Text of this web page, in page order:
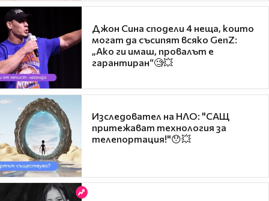
Джон Сина сподели 4 неща, които
могат да съсипят всяко GenZ:
„Ако ги имаш, провалът е
гарантиран“🧐💥
Изследовател на НЛО: "САЩ
притежават технология за
телепортация!"😯💥